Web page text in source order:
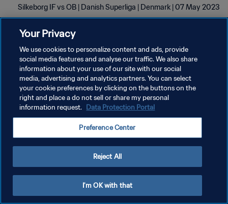
Silkeborg IF vs OB | Danish Superliga | Denmark | 07 May 2023
سياسة الخصوصية
شروط الخدمة
إدارة تفضيلات ملفات تعريف الارتباط
Your Privacy
We use cookies to personalize content and ads, provide
social media features and analyse our traffic. We also share
information about your use of our site with our social
media, advertising and analytics partners. You can select
your cookie preferences by clicking on the buttons on the
right and place a do not sell or share my personal
information request. Data Protection Portal
Preference Center
Reject All
I'm OK with that